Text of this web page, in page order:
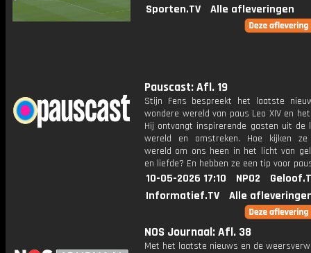
Sporten.TV
Alle afleveringen
Pauscast: Afl. 19
Stijn Fens bespreekt het laatste
wondere wereld van paus Leo XIV en
Hij ontvangt inspirerende gasten uit de
wereld en omstreken. Hoe kijken
wereld om ons heen in het licht van
en liefde? En hebben ze een tip voor
10-05-2026 17:10 NPO2
Informatief.TV
Alle
NOS Journaal: Afl. 38
Met het laatste nieuws en de